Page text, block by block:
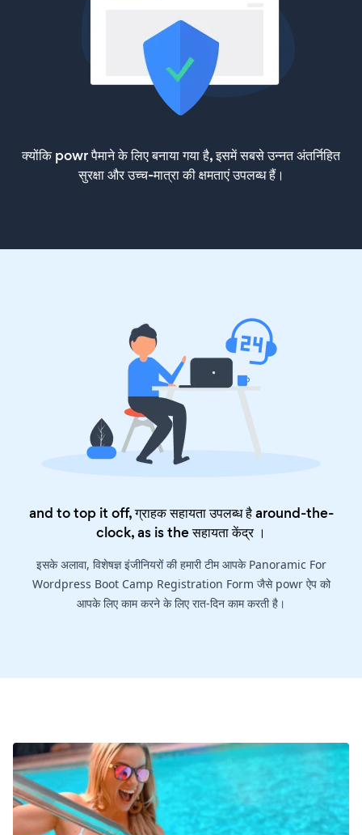
क्योंकि powr पैमाने के लिए बनाया गया है, इसमें सबसे उन्नत अंतर्निहित
सुरक्षा और उच्च-मात्रा की क्षमताएं उपलब्ध हैं।
and to top it off, ग्राहक सहायता उपलब्ध है around-the-
clock, as is theसहायता केंद्र।
इसके अलावा, विशेषज्ञ इंजीनियरों की हमारी टीम आपके Panoramic For
Wordpress Boot Camp Registration Form जैसे powr ऐप को
आपके लिए काम करने के लिए रात-दिन काम करती है।